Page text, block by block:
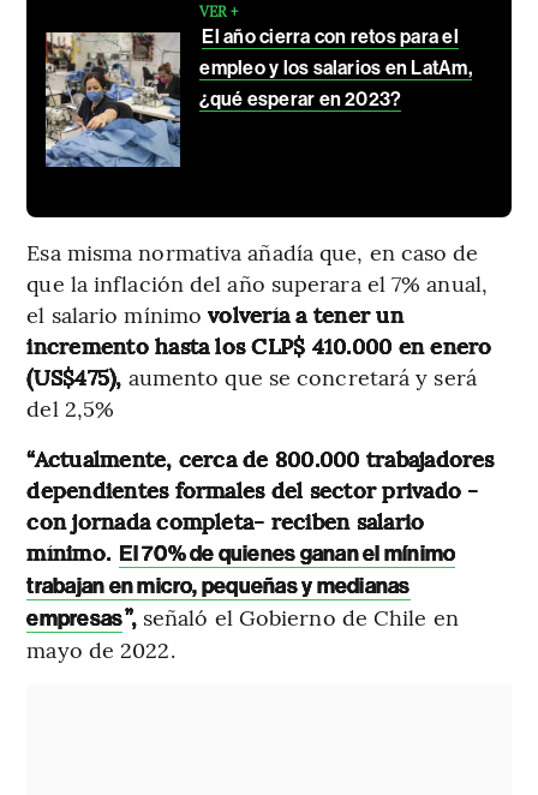
VER +
El año cierra con retos para el
empleo y los salarios en LatAm,
¿qué esperar en 2023?
Esa misma normativa añadía que, en caso de
que la inflación del año superara el 7% anual,
el salario mínimovolvería a tener un
incremento hasta los CLP$ 410.000 en enero
(US$475), aumento que se concretará y será
del 2,5%
“Actualmente, cerca de 800.000 trabajadores
dependientes formales del sector privado -
con jornada completa- reciben salario
mínimo. El 70% de quienes ganan el mínimo
trabajan en micro, pequeñas y medianas
empresas”,señaló el Gobierno de Chile en
mayo de 2022.